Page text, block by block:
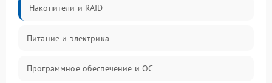
Накопители и RAID
Питание и электрика
Программное обеспечение и ОС